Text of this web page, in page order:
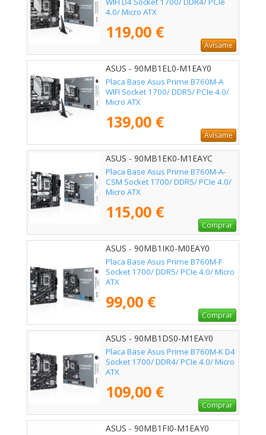
4.0/ Micro ATX
119,00 €
Avísame
ASUS - 90MB1EL0-M1EAY0
Placa Base Asus Prime B760M-A
WIFI Socket 1700/ DDR5/ PCIe 4.0/
Micro ATX
139,00 €
Avísame
ASUS - 90MB1EK0-M1EAYC
Placa Base Asus Prime B760M-A-
CSM Socket 1700/ DDR5/ PCIe 4.0/
Micro ATX
115,00 €
Comprar
ASUS - 90MB1IK0-M0EAY0
Placa Base Asus Prime B760M-F
Socket 1700/ DDR5/ PCIe 4.0/ Micro
ATX
99,00 €
Comprar
ASUS - 90MB1DS0-M1EAY0
Placa Base Asus Prime B760M-K D4
Socket 1700/ DDR4/ PCIe 4.0/ Micro
ATX
109,00 €
Comprar
ASUS - 90MB1FI0-M1EAY0